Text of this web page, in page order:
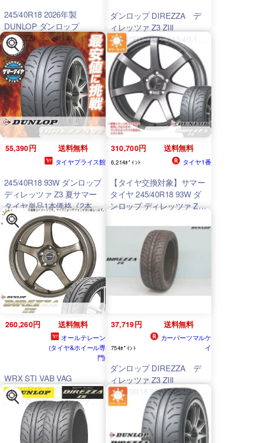
245/40R18 2026年製
DUNLOP ダンロップ
DIREZZA Z3 245/40-18
93W サマータイヤ 新品1本
価格
ダンロップ DIREZZA デ
ィレッツァ Z3 ZIII
245/40R18 93W 245/40-18
2454018 4本セット
55,390円 送料無料
タイヤプライス館
245/40R18 93W ダンロップ
ディレッツァ Z3 夏サマー
タイヤ単品1本価格《2本以
上ご購入で送料無料》
310,700円 送料無料
6,214ﾎﾟｲﾝﾄ タイヤ1番
【タイヤ交換対象】サマー
タイヤ 245/40R18 93W ダ
ンロップ ディレッツァ Z3
イン PF07 8.5-18 タイヤホ
イール4本セット
260,260円 送料無料
オールテレーン
(タイヤ&ホイール専
門)
WRX STI VAB VAG
245/40R18 ホイールセット
| ダンロップ ディレッツァ
Z3 & CR5 18インチ 5穴
114.3
37,719円 送料無料
754ﾎﾟｲﾝﾄ
カーパーツマルケ
イ
ダンロップ DIREZZA デ
ィレッツァ Z3 ZIII
245/40R18 93W 245/40-18
≪1本≫